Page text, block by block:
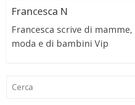
Francesca N
Francesca scrive di
moda e di bambini Vip